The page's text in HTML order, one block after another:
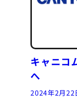
キャニコ
へ
2024年2月22